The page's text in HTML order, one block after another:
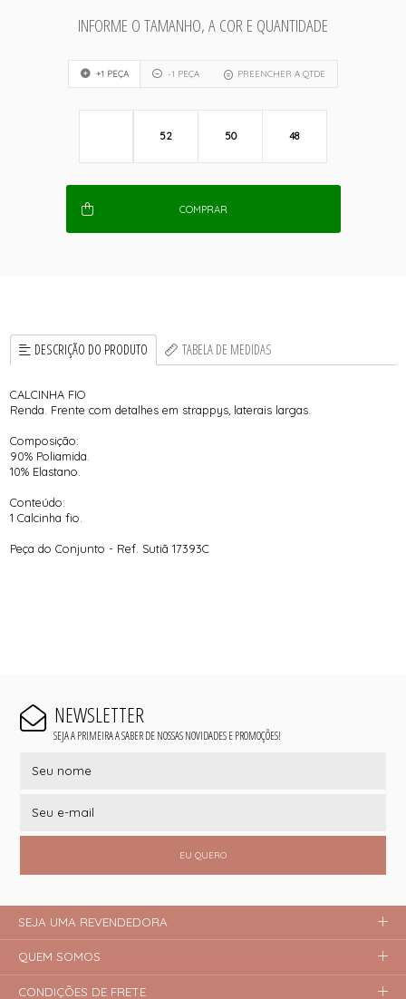
INFORME O TAMANHO, A COR E QUANTIDADE
+1 PEÇA -1 PEÇA PREENCHER A QTDE
52 50 48
COMPRAR
DESCRIÇÃO DO PRODUTO TABELA DE MEDIDAS
CALCINHA FIO
Renda. Frente com detalhes em strappys, laterais largas.
Composição:
90% Poliamida.
10% Elastano.
Conteúdo:
1 Calcinha fio.
Peça do Conjunto - Ref. Sutiã 17393C
NEWSLETTER
SEJA A PRIMEIRA A SABER DE NOSSAS NOVIDADES E PROMOÇÕES!
EU QUERO
SEJA UMA REVENDEDORA
QUEM SOMOS
CONDIÇÕES DE FRETE